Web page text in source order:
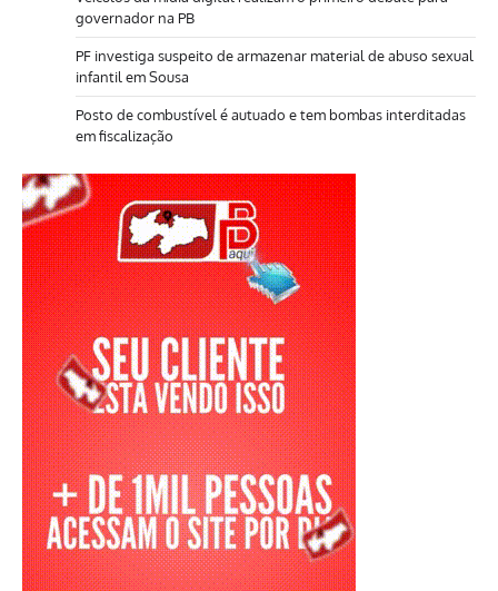
governador na PB
PF investiga suspeito de armazenar material de abuso sexual
infantil em Sousa
Posto de combustível é autuado e tem bombas interditadas
em fiscalização